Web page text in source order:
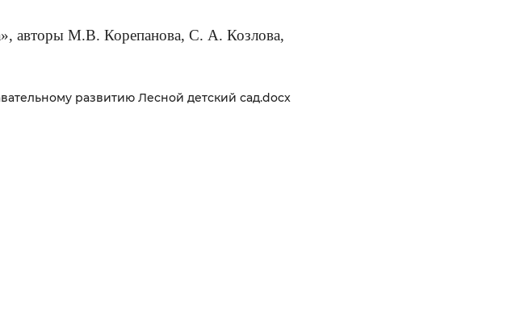
авторы М.В. Корепанова, С. А. Козлова,
развитию Лесной детский сад.docx